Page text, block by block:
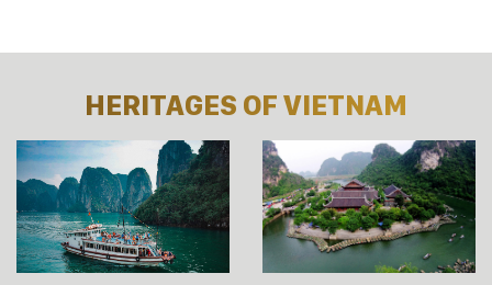
HERITAGES OF VIETNAM